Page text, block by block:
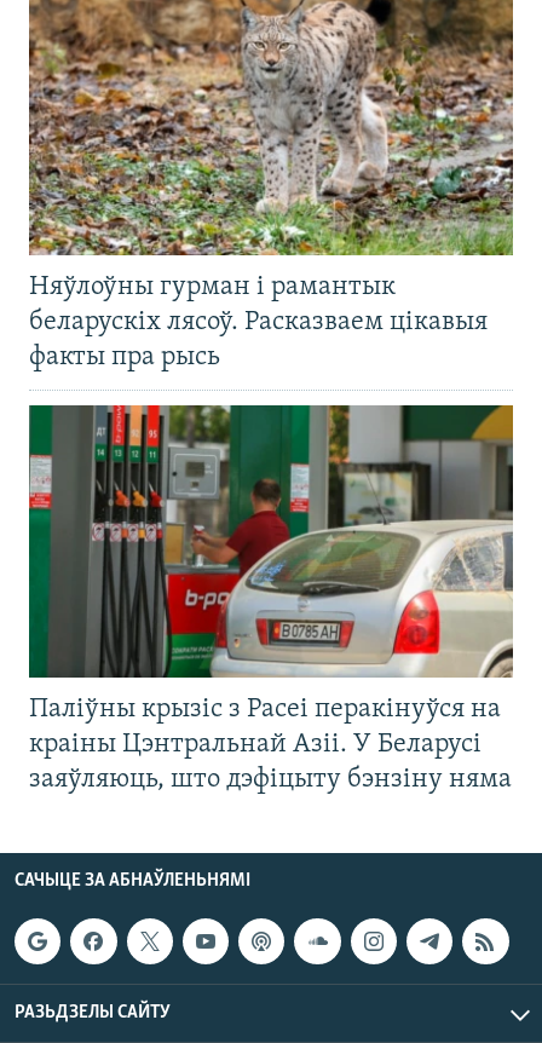
Няўлоўны гурман і рамантык
беларускіх лясоў. Расказваем цікавыя
факты пра рысь
Паліўны крызіс з Расеі перакінуўся на
краіны Цэнтральнай Азіі. У Беларусі
заяўляюць, што дэфіцыту бэнзіну няма
САЧЫЦЕ ЗА АБНАЎЛЕНЬНЯМІ
РАЗЬДЗЕЛЫ САЙТУ